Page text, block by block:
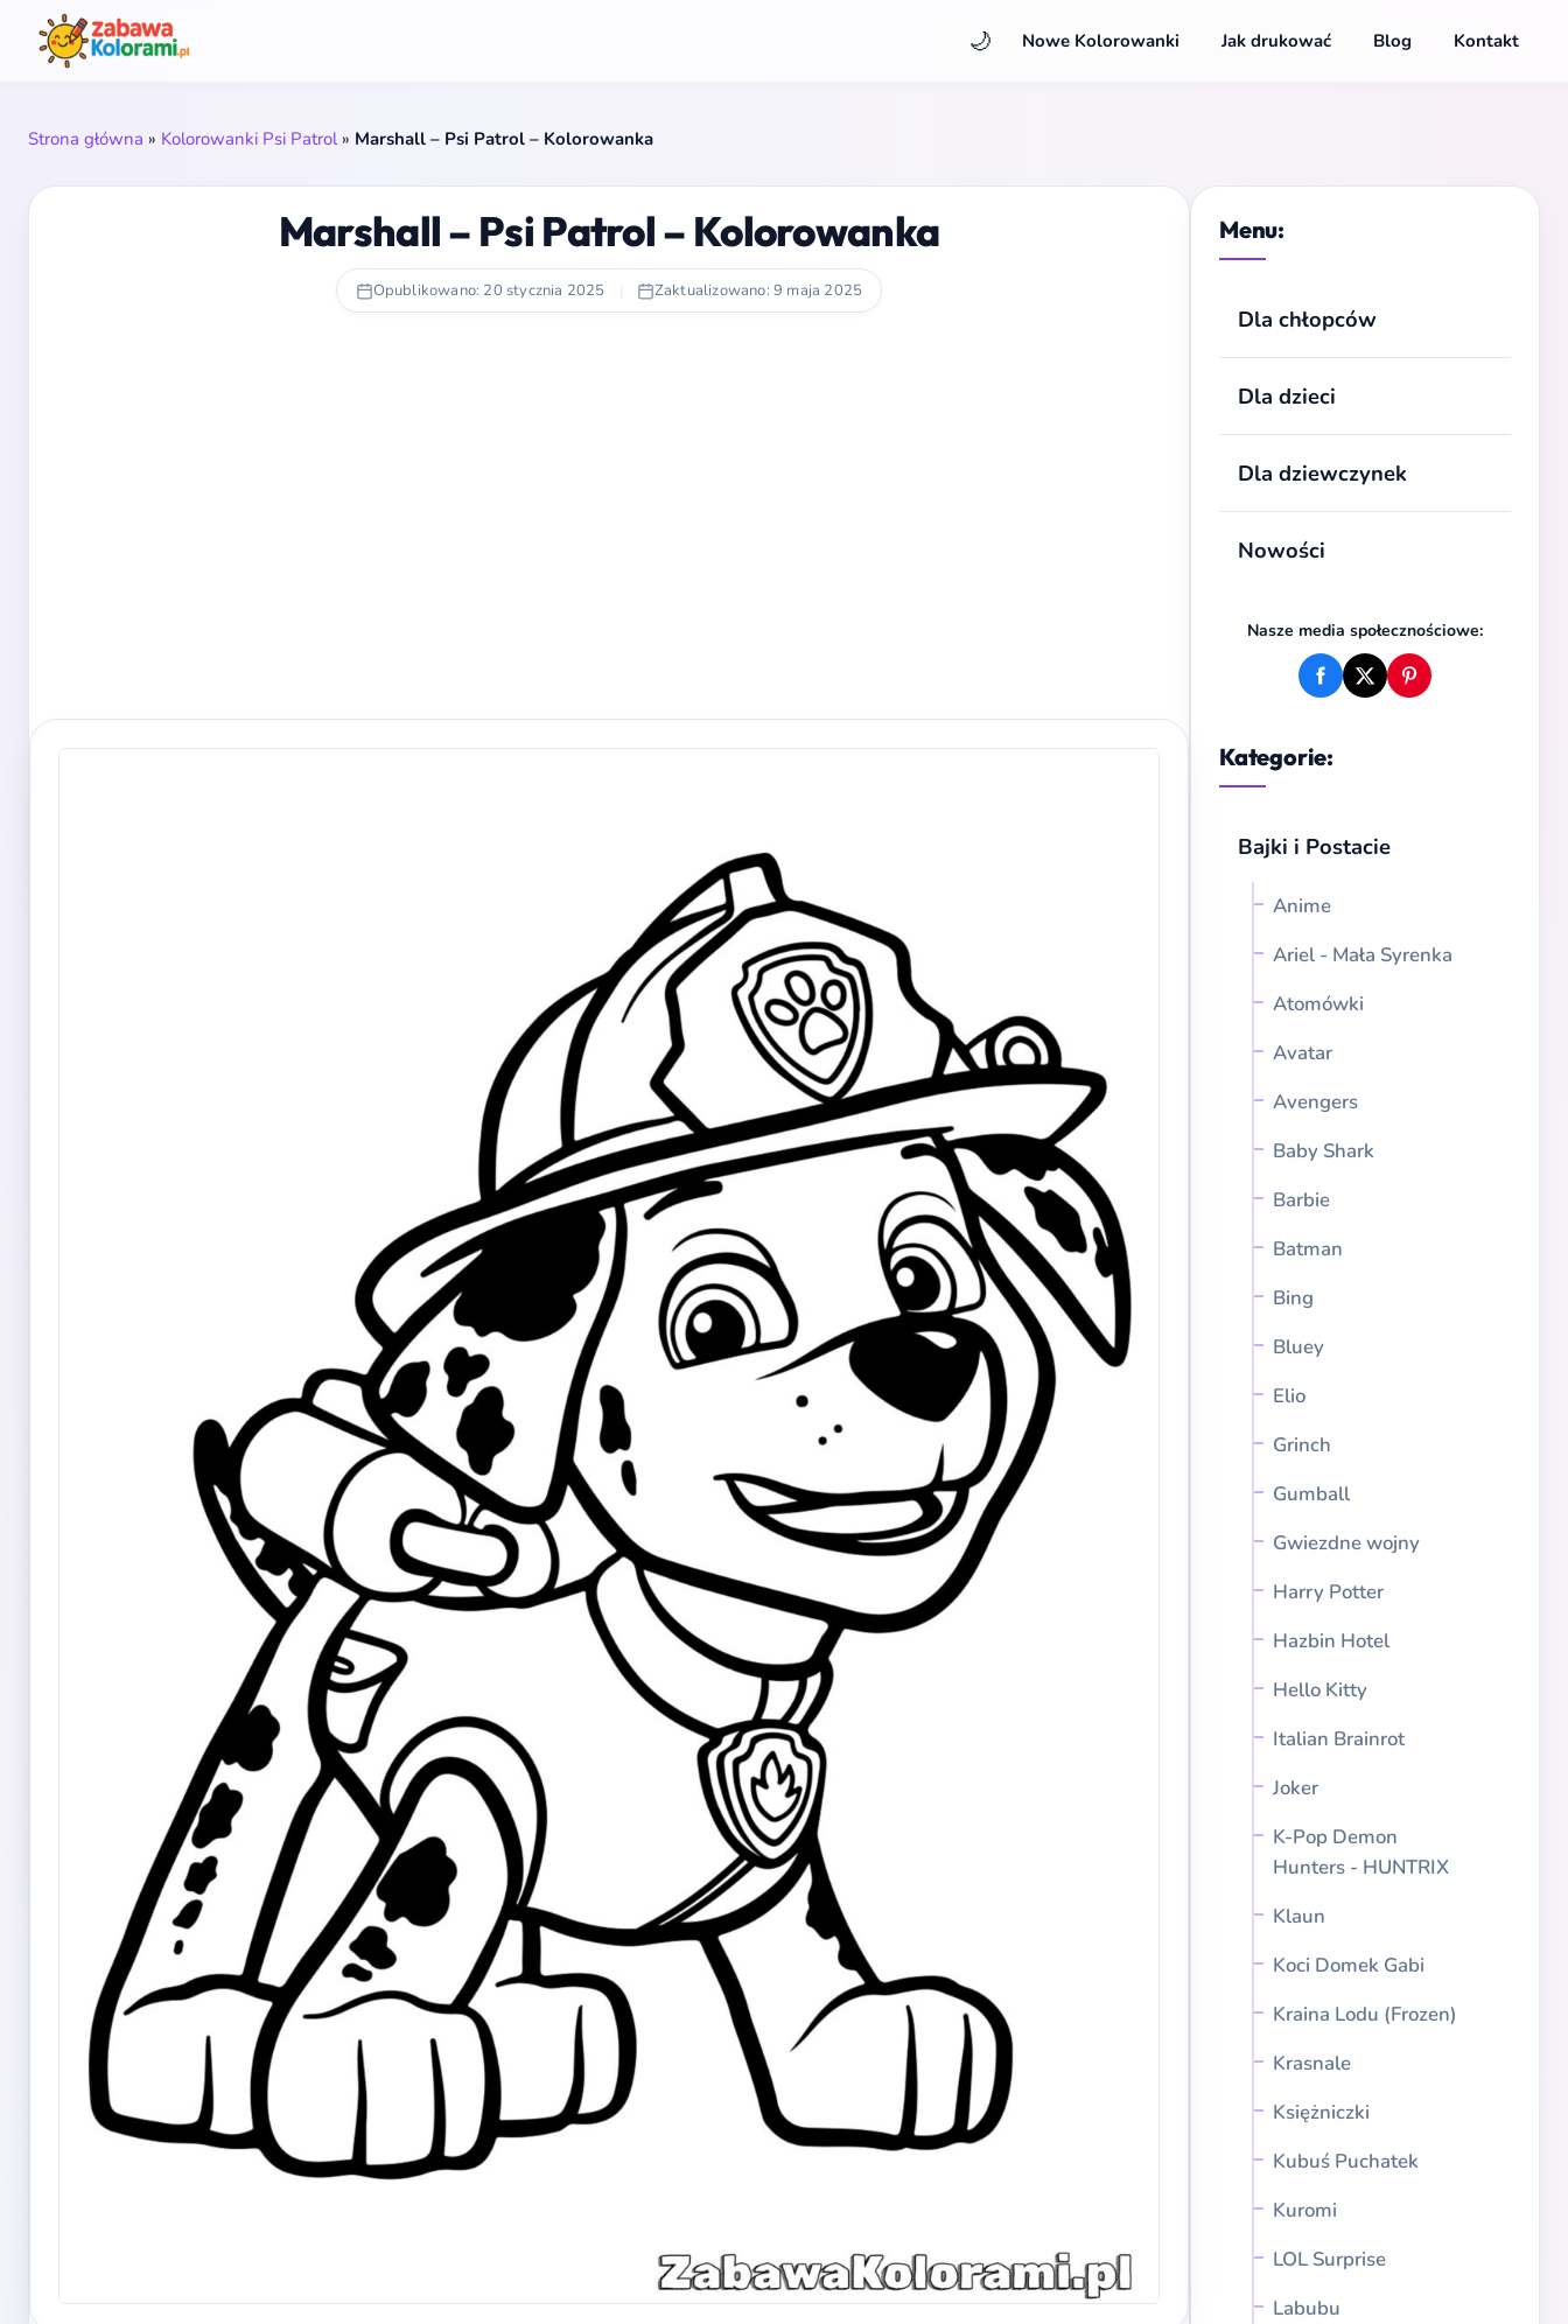
🌙 Nowe Kolorowanki Jak drukować Blog Kontakt
Strona główna » Kolorowanki Psi Patrol» Marshall – Psi Patrol – Kolorowanka
Menu:
Dla chłopców
Dla dzieci
Dla dziewczynek
Nowości
Nasze media społecznościowe:
Kategorie:
Bajki i Postacie
Anime
Ariel - Mała Syrenka
Atomówki
Avatar
Avengers
Baby Shark
Barbie
Batman
Bing
Bluey
Elio
Grinch
Gumball
Gwiezdne wojny
Harry Potter
Hazbin Hotel
Hello Kitty
Italian Brainrot
Joker
K-Pop Demon
Hunters - HUNTRIX
Klaun
Koci Domek Gabi
Kraina Lodu (Frozen)
Krasnale
Księżniczki
Kubuś Puchatek
Kuromi
LOL Surprise
Labubu
Marshall – Psi Patrol – Kolorowanka
Opublikowano: 20 stycznia 2025 | Zaktualizowano: 9 maja 2025